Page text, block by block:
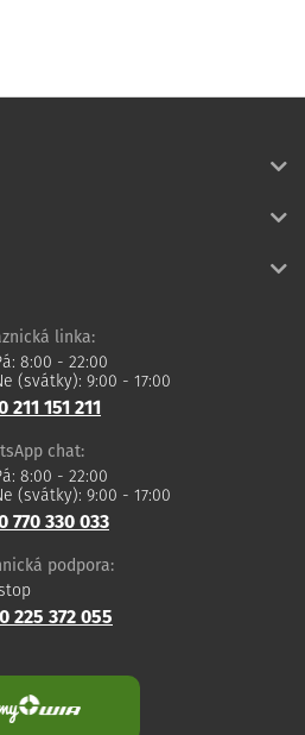
linka:
8:00 - 22:00
(svátky): 9:00 - 17:00
211 151 211
chat:
8:00 - 22:00
(svátky): 9:00 - 17:00
770 330 033
podpora:
225 372 055